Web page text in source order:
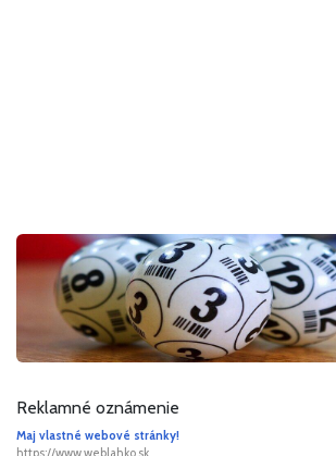
Reklamné oznámenie
Maj vlastné webové stránky!
https://www.weblahko.sk